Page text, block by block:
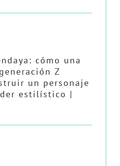
cómo una
Z
un personaje
estilístico |